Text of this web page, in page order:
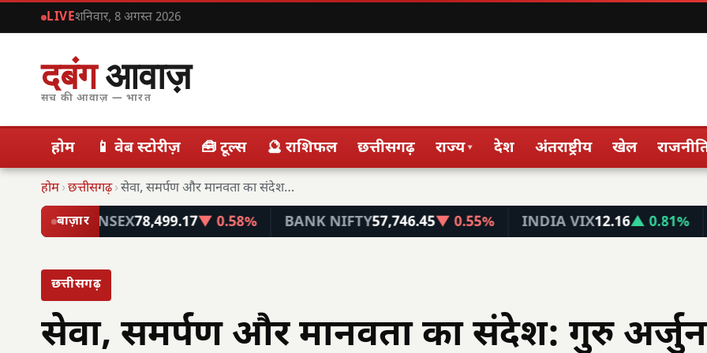
LIVEशनिवार, 8 अगस्त 2026
दबंगआवाज़
सच की आवाज़ — भारत
होम 📱 वेब स्टोरीज़ 🧰 टूल्स 🔮 राशिफल छत्तीसगढ़ राज्य▾ देश अंतराष्ट्रीय खेल
होम›छत्तीसगढ़› सेवा, समर्पण और मानवता का संदेश: गुरु अर्जुन…
बाज़ार
SENSEX78,499.17▼ 0.58% BANK NIFTY57,746.45▼ 0.55% INDIA VIX12.16▲ 0.81% FIN
छत्तीसगढ़
सेवा, समर्पण और मानवता का संदेश: गुरु